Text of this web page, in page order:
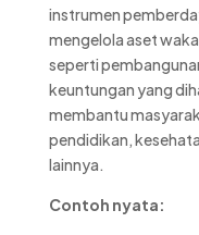
instrumen
mengelola aset
seperti
keuntungan yang
membantu
pendidikan,
lainnya.
Contoh nyata: